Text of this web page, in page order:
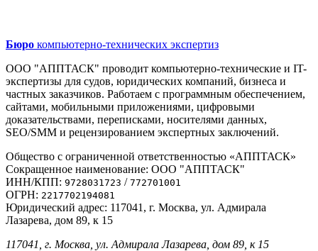
Бюро компьютерно-технических экспертиз
ООО "АППТАСК" проводит компьютерно-технические и IT-
экспертизы для судов, юридических компаний, бизнеса и
частных заказчиков. Работаем с программным обеспечением,
сайтами, мобильными приложениями, цифровыми
доказательствами, переписками, носителями данных,
SEO/SMM и рецензированием экспертных заключений.
Общество с ограниченной ответственностью «АППТАСК»
Сокращенное наименование: ООО "АППТАСК"
ИНН/КПП: 9728031723 / 772701001
ОГРН: 2217702194081
Юридический адрес: 117041, г. Москва, ул. Адмирала
Лазарева, дом 89, к 15
117041, г. Москва, ул. Адмирала Лазарева, дом 89, к 15